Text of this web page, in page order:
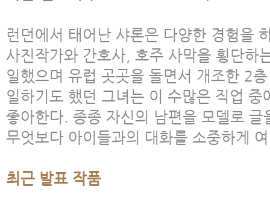
런던에서 태어난 샤론은 다양한 경험을
사진작가와 간호사, 호주 사막을 횡단하
일했으며 유럽 곳곳을 돌면서 개조한 2
일하기도 했던 그녀는 이 수많은 직업 중
좋아한다. 종종 자신의 남편을 모델로 글
무엇보다 아이들과의 대화를 소중하게
최근 발표 작품